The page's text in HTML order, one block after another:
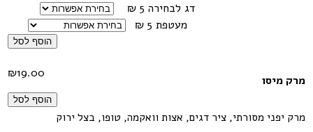
דג לבחירה 5 ₪
מעטפת 5 ₪
הוסף לסל
מרק מיסו ₪19.00
הוסף לסל
מרק יפני מסורתי, ציר דגים, אצות וואקמה, טופו, בצל ירוק